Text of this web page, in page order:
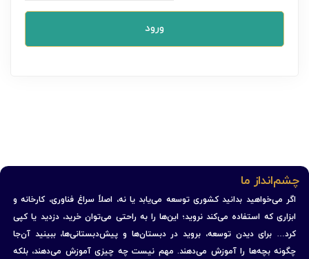
ورود
چشم‌انداز ما
اگر می‌خواهید بدانید کشوری توسعه می‌یابد یا نه، اصلاً سراغ فناوری، کارخانه و
ابزاری که استفاده می‌کند نروید؛ این‌ها را به راحتی می‌توان خرید، دزدید یا کپی
کرد… برای دیدن توسعه، بروید در دبستان‌ها و پیش‌دبستانی‌ها، ببینید آن‌جا
چگونه بچه‌ها را آموزش می‌دهند. مهم نیست چه چیزی آموزش می‌دهند، بلکه